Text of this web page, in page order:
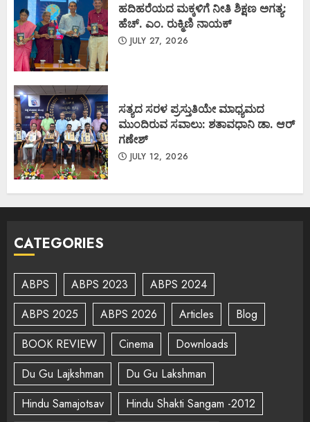
ಹದಿಹರೆಯದ ಮಕ್ಕಳಿಗೆ ನೀತಿ ಶಿಕ್ಷಣ ಅಗತ್ಯ:
ಹೆಚ್. ಎಂ. ರುಕ್ಮಿಣಿ ನಾಯಕ್
JULY 27, 2026
ಸತ್ಯದ ಸರಳ ಪ್ರಸ್ತುತಿಯೇ ಮಾಧ್ಯಮದ
ಮುಂದಿರುವ ಸವಾಲು: ಶತಾವಧಾನಿ ಡಾ. ಆರ್
ಗಣೇಶ್
JULY 12, 2026
CATEGORIES
ABPS ABPS 2023
ABPS 2024
ABPS 2025
ABPS 2026 Articles
Blog
BOOK REVIEW
Cinema
Downloads
Du Gu Lajkshman
Du Gu Lakshman
Hindu Samajotsav
Hindu Shakti Sangam -2012